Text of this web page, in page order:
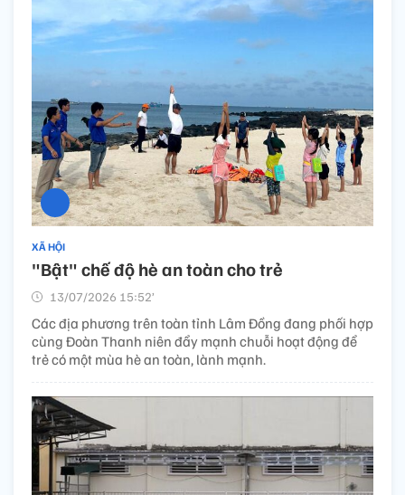
XÃ HỘI
"Bật" chế độ hè an toàn cho trẻ
13/07/2026 15:52’
Các địa phương trên toàn tỉnh Lâm Đồng đang phối hợp
cùng Đoàn Thanh niên đẩy mạnh chuỗi hoạt động để
trẻ có một mùa hè an toàn, lành mạnh.